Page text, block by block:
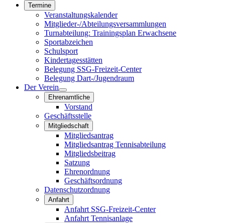
Termine
Veranstaltungskalender
Mitglieder-/Abteilungsversammlungen
Turnabteilung: Trainingsplan Erwachsene
Sportabzeichen
Schulsport
Kindertagesstätten
Belegung SSG-Freizeit-Center
Belegung Dart-/Jugendraum
Der Verein
Ehrenamtliche
Vorstand
Geschäftsstelle
Mitgliedschaft
Mitgliedsantrag
Mitgliedsantrag Tennisabteilung
Mitgliedsbeitrag
Satzung
Ehrenordnung
Geschäftsordnung
Datenschutzordnung
Anfahrt
Anfahrt SSG-Freizeit-Center
Anfahrt Tennisanlage